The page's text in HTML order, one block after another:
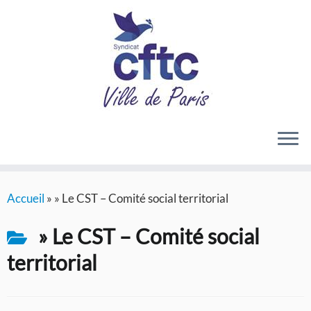
auAccueil » » Le CST – Comité social territorial
» Le CST – Comité social
territorial